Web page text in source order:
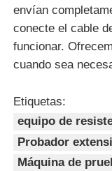
envían
conecte el cable
funcionar.
cuando sea
Etiquetas:
equipo de
Probador
Máquina de